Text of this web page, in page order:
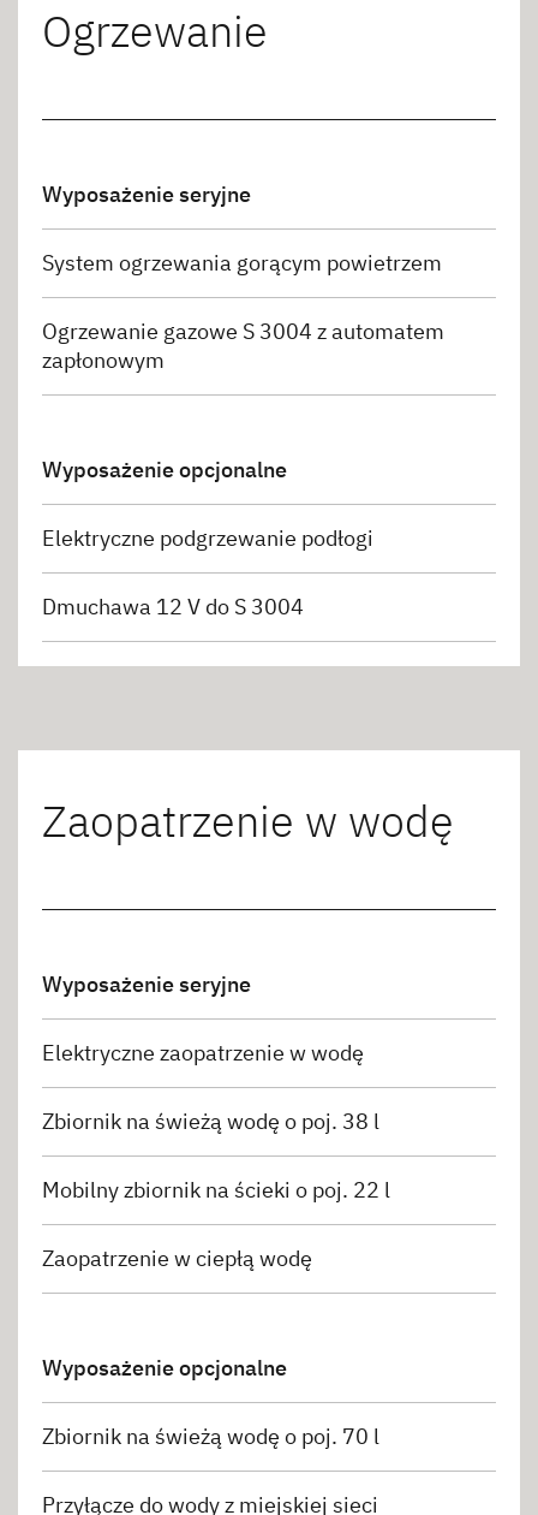
Ogrzewanie
Wyposażenie seryjne
System ogrzewania gorącym powietrzem
Ogrzewanie gazowe S 3004 z automatem
zapłonowym
Wyposażenie opcjonalne
Elektryczne podgrzewanie podłogi
Dmuchawa 12 V do S 3004
Zaopatrzenie w wodę
Wyposażenie seryjne
Elektryczne zaopatrzenie w wodę
Zbiornik na świeżą wodę o poj. 38 l
Mobilny zbiornik na ścieki o poj. 22 l
Zaopatrzenie w ciepłą wodę
Wyposażenie opcjonalne
Zbiornik na świeżą wodę o poj. 70 l
Przyłącze do wody z miejskiej sieci